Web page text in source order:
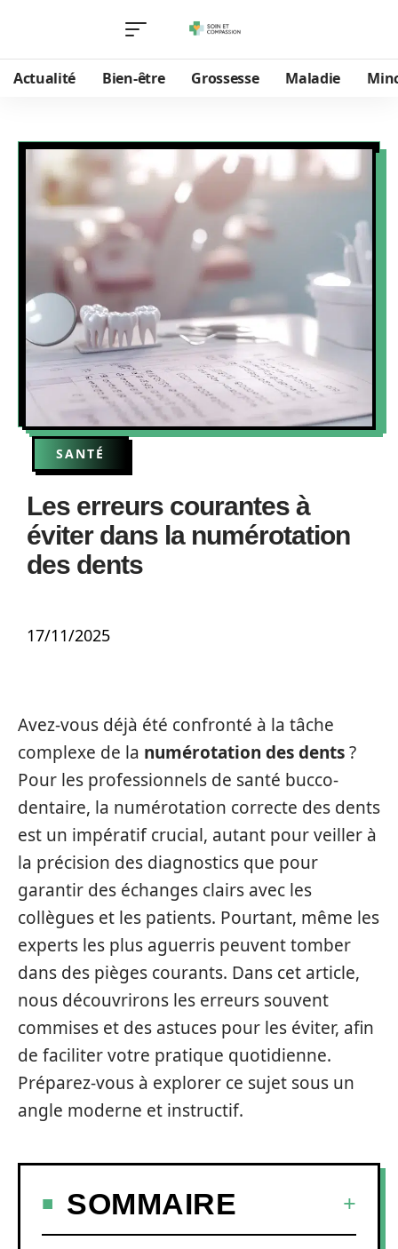
Actualité Bien-être Grossesse Maladie
SANTÉ
Les erreurs courantes à
éviter dans la numérotation
des dents
17/11/2025
Avez-vous déjà été confronté à la tâche
complexe de la numérotation des dents?
Pour les professionnels de santé bucco-
dentaire, la numérotation correcte des dents
est un impératif crucial, autant pour veiller à
la précision des diagnostics que pour
garantir des échanges clairs avec les
collègues et les patients. Pourtant, même les
experts les plus aguerris peuvent tomber
dans des pièges courants. Dans cet article,
nous découvrirons les erreurs souvent
commises et des astuces pour les éviter, afin
de faciliter votre pratique quotidienne.
Préparez-vous à explorer ce sujet sous un
angle moderne et instructif.
SOMMAIRE